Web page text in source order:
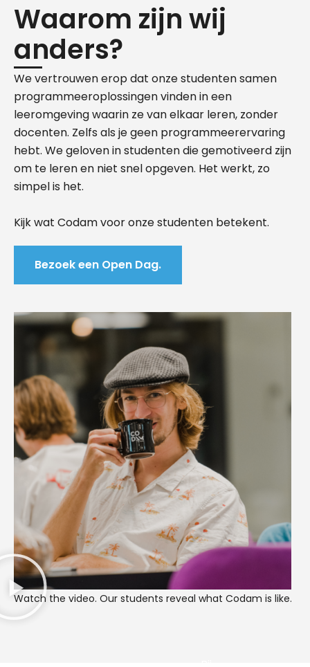
Waarom zijn wij
anders?
We vertrouwen erop dat onze studenten samen
programmeeroplossingen vinden in een
leeromgeving waarin ze van elkaar leren, zonder
docenten. Zelfs als je geen programmeerervaring
hebt. We geloven in studenten die gemotiveerd zijn
om te leren en niet snel opgeven. Het werkt, zo
simpel is het.
Kijk wat Codam voor onze studenten betekent.
Bezoek een Open Dag.
Watch the video. Our students reveal what Codam is like.